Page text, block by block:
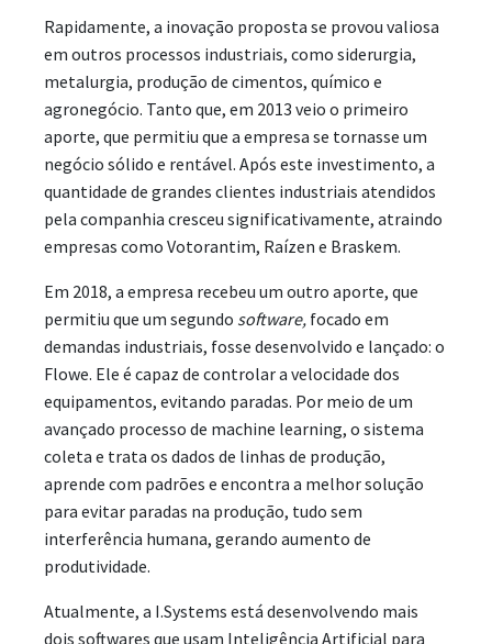
Rapidamente, a inovação proposta se provou valiosa
em outros processos industriais, como siderurgia,
metalurgia, produção de cimentos, químico e
agronegócio. Tanto que, em 2013 veio o primeiro
aporte, que permitiu que a empresa se tornasse um
negócio sólido e rentável. Após este investimento, a
quantidade de grandes clientes industriais atendidos
pela companhia cresceu significativamente, atraindo
empresas como Votorantim, Raízen e Braskem.
Em 2018, a empresa recebeu um outro aporte, que
permitiu que um segundo software, focado em
demandas industriais, fosse desenvolvido e lançado: o
Flowe. Ele é capaz de controlar a velocidade dos
equipamentos, evitando paradas. Por meio de um
avançado processo de machine learning, o sistema
coleta e trata os dados de linhas de produção,
aprende com padrões e encontra a melhor solução
para evitar paradas na produção, tudo sem
interferência humana, gerando aumento de
produtividade.
Atualmente, a I.Systems está desenvolvendo mais
dois softwares que usam Inteligência Artificial para